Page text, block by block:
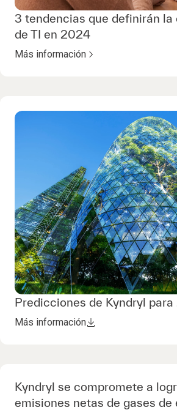
3 tendencias que definirán
de TI en 2024
Más información
Predicciones de Kyndryl
Más información
Kyndryl se compromete a
emisiones netas de gases de